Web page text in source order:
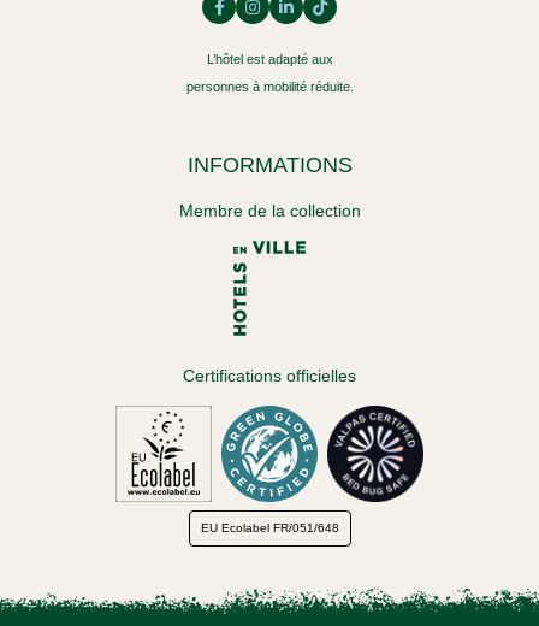
L’hôtel est adapté aux
personnes à mobilité réduite.
INFORMATIONS
Membre de la collection
Certifications officielles
EU Ecolabel FR/051/648